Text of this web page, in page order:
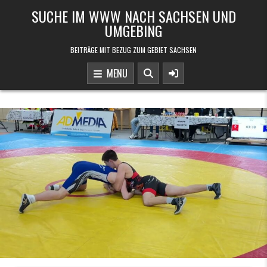
SUCHE IM WWW NACH SACHSEN UND
UMGEBING
BEITRÄGE MIT BEZUG ZUM GEBIET SACHSEN
MENU